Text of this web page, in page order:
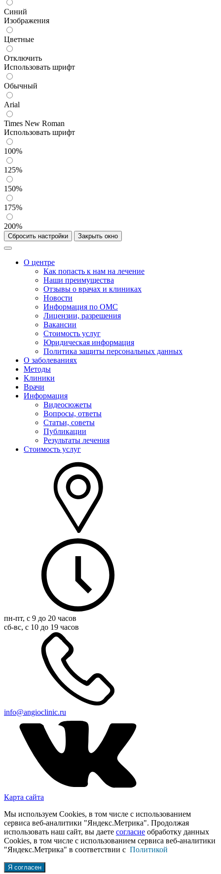
Синий
Изображения
Цветные
Отключить
Использовать шрифт
Обычный
Arial
Times New Roman
Использовать шрифт
100%
125%
150%
175%
200%
Сбросить настройки Закрыть окно
О центре
Как попасть к нам на лечение
Наши преимущества
Отзывы о врачах и клиниках
Новости
Информация по ОМС
Лицензии, разрешения
Вакансии
Стоимость услуг
Юридическая информация
Политика защиты персональных данных
О заболеваниях
Методы
Клиники
Врачи
Информация
Видеосюжеты
Вопросы, ответы
Статьи, советы
Публикации
Результаты лечения
Стоимость услуг
пн-пт, с 9 до 20 часов
сб-вс, с 10 до 19 часов
info@angioclinic.ru
Карта сайта
Мы используем Cookies, в том числе с использованием
сервиса веб-аналитики "Яндекс.Метрика". Продолжая
использовать наш сайт, вы даете согласие обработку данных
Cookies, в том числе с использованием сервиса веб-аналитики
"Яндекс.Метрика" в соответствии с Политикой
Я согласен